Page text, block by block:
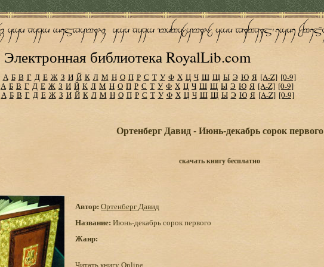
Электронная библиотека RoyalLib.com
А Б В Г Д Е Ж З И Й К Л М Н О П Р С Т У Ф Х Ц Ч Ш Щ Ы Э Ю Я [A-Z] [0-9]
А Б В Г Д Е Ж З И Й К Л М Н О П Р С Т У Ф Х Ц Ч Ш Щ Ы Э Ю Я [A-Z] [0-9]
А Б В Г Д Е Ж З И Й К Л М Н О П Р С Т У Ф Х Ц Ч Ш Щ Ы Э Ю Я [A-Z] [0-9]
Ортенберг Давид - Июнь-декабрь сорок первого
скачать книгу бесплатно
Автор: Ортенберг Давид
Название: Июнь-декабрь сорок первого
Жанр:
Читать книгу Online